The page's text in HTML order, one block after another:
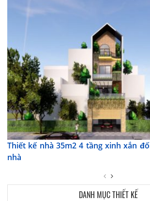
Thiết kế nhà 35m2 4 tầng xinh xắn
nhà
DANH MỤC THIẾT KẾ